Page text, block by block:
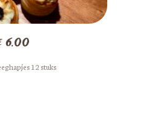
6.00
12 stuks